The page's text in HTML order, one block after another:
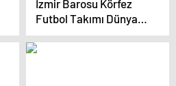
İzmir Barosu Körfez
Futbol Takımı Dünya
İkincisi Oldu